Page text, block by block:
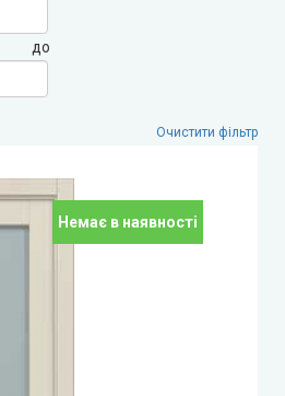
Експрес)
до
Очистити фільтр
Немає в наявності